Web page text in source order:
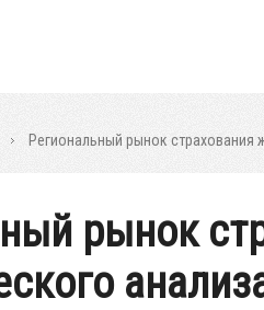
Региональный рынок страхования
рынок